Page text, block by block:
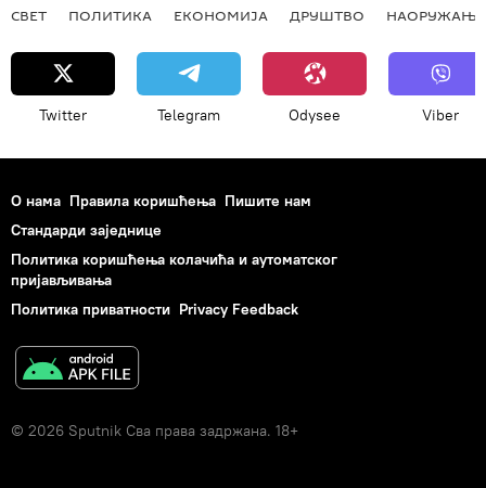
СВЕТ ПОЛИТИКА ЕКОНОМИЈА ДРУШТВО НАОРУЖАЊЕ
Twitter Telegram Odysee Viber
О нама Правила коришћења Пишите нам
Стандарди заједнице
Политика коришћења колачића и аутоматског
пријављивања
Политика приватности Privacy Feedback
© 2026 Sputnik Сва права задржана. 18+